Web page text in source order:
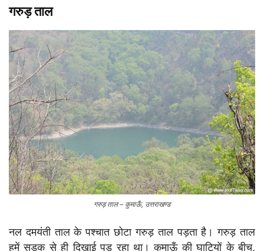
गरुड़ ताल
गरुड़ ताल – कुमाऊँ, उत्तराखण्ड
नल दमयंती ताल के पश्चात छोटा गरुड़ ताल पड़ता है। गरुड़ ताल
हमें सड़क से ही दिखाई पड़ रहा था। कुमाऊँ की घाटियों के बीच,